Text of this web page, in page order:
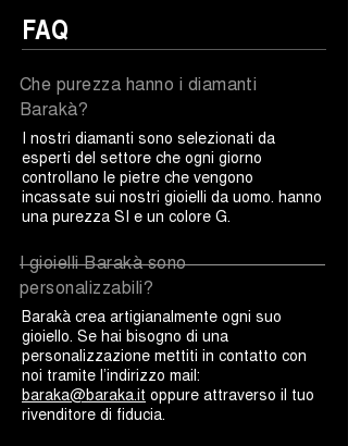
FAQ
Che purezza hanno i diamanti
Barakà?
I nostri diamanti sono selezionati da
esperti del settore che ogni giorno
controllano le pietre che vengono
incassate sui nostri gioielli da uomo. hanno
una purezza SI e un colore G.
I gioielli Barakà sono
personalizzabili?
Barakà crea artigianalmente ogni suo
gioiello. Se hai bisogno di una
personalizzazione mettiti in contatto con
noi tramite l’indirizzo mail:
baraka@baraka.it oppure attraverso il tuo
rivenditore di fiducia.